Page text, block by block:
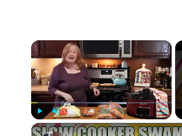
×
Play Unmute